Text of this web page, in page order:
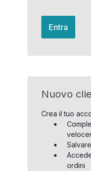
Entra
Nuovo
Crea il tuo
ordini